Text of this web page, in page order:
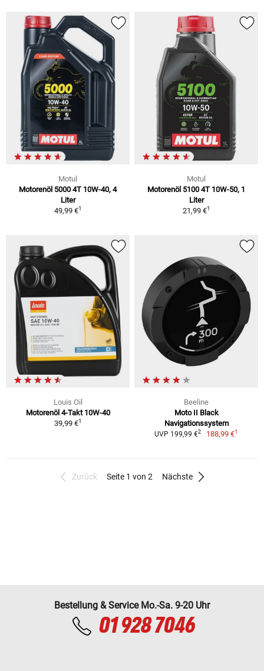
Motul
Motorenöl 5000 4T 10W-40, 4
Liter
49,99 €1
Motul
Motorenöl 5100 4T 10W-50, 1
Liter
21,99 €1
Louis Oil
Motorenöl 4-Takt 10W-40
39,99 €1
Beeline
Moto II Black
Navigationssystem
UVP 199,99 €2 188,99 €1
Zurück Seite 1 von 2 Nächste
Bestellung & Service Mo.-Sa. 9-20 Uhr
01 928 7046